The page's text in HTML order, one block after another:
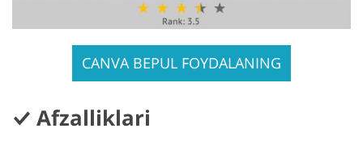
CANVA BEPUL FOYDALANING
Afzalliklari